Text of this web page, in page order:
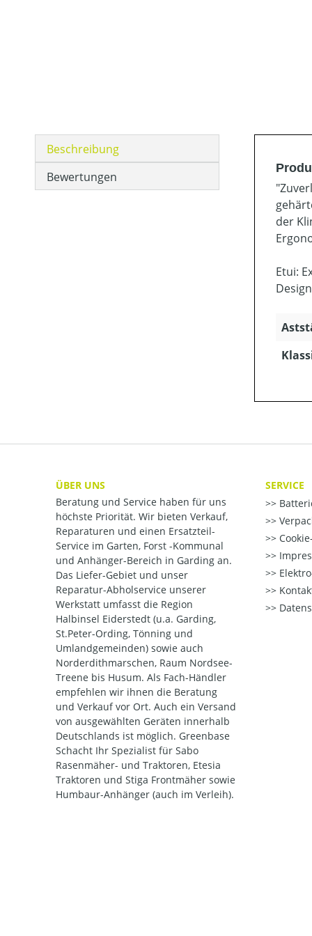
Beschreibung
Bewertungen
der
Etui:
ÜBER UNS
Beratung und Service haben für uns
höchste Priorität. Wir bieten Verkauf,
Reparaturen und einen Ersatzteil-
Service im Garten, Forst -Kommunal
und Anhänger-Bereich in Garding an.
Das Liefer-Gebiet und unser
Reparatur-Abholservice unserer
Werkstatt umfasst die Region
Halbinsel Eiderstedt (u.a. Garding,
St.Peter-Ording, Tönning und
Umlandgemeinden) sowie auch
Norderdithmarschen, Raum Nordsee-
Treene bis Husum. Als Fach-Händler
empfehlen wir ihnen die Beratung
und Verkauf vor Ort. Auch ein Versand
von ausgewählten Geräten innerhalb
Deutschlands ist möglich. Greenbase
Schacht Ihr Spezialist für Sabo
Rasenmäher- und Traktoren, Etesia
Traktoren und Stiga Frontmäher sowie
Humbaur-Anhänger (auch im Verleih).
SERVICE